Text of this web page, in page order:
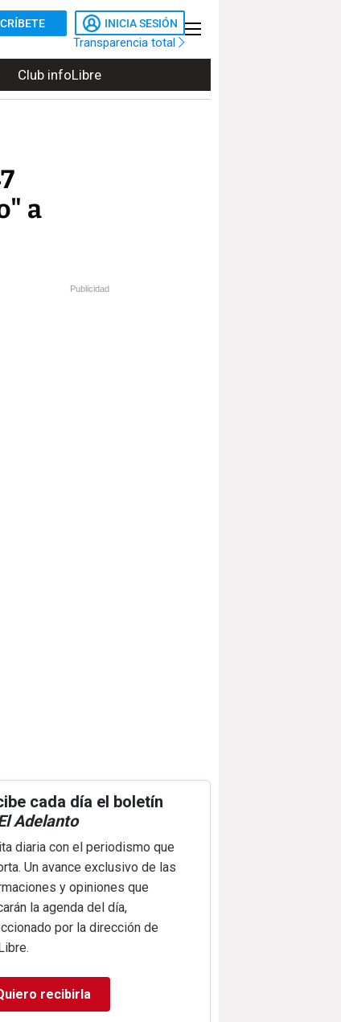
INICIA SESIÓN
Transparencia total
Club infoLibre
a
Publicidad
cada día el boletín
Adelanto
diaria con el periodismo que
Un avance exclusivo de las
y opiniones que
la agenda del día,
por la dirección de
recibirla